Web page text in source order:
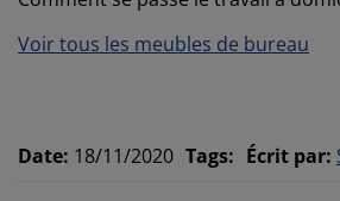
Voir tous les meubles de bureau
Date: 18/11/2020 Tags: Écrit par: